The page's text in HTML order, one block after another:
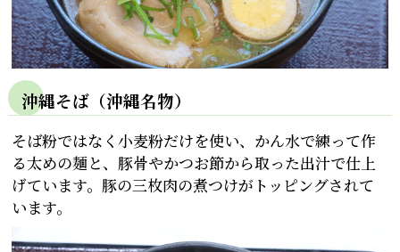
沖縄そば（沖縄名物）
そば粉ではなく小麦粉だけを使い、かん水で練って作
る太めの麺と、豚骨やかつお節から取った出汁で仕上
げています。豚の三枚肉の煮つけがトッピングされて
います。